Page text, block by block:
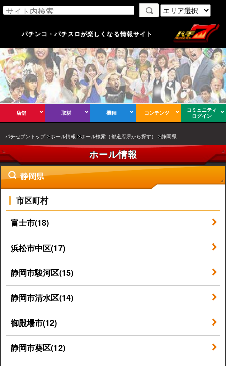
パチンコ・パチスロが楽しくなる情報サイト
店舗 取材 機種 コンテンツ
コミュニティ
ログイン
パチセブントップ ホール情報 ホール検索（都道府県から探す） 静岡県
ホール情報
静岡県
市区町村
富士市(18)
浜松市中区(17)
静岡市駿河区(15)
静岡市清水区(14)
御殿場市(12)
静岡市葵区(12)